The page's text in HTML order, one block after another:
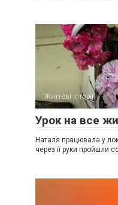
Життєві історії
Урок на все
Наталя працювала у
через її руки пройшли